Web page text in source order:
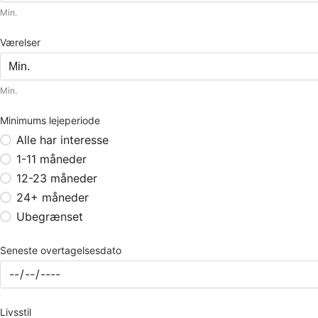
Min.
Værelser
Min.
Minimums lejeperiode
Alle har interesse
1-11 måneder
12-23 måneder
24+ måneder
Ubegrænset
Seneste overtagelsesdato
Livsstil